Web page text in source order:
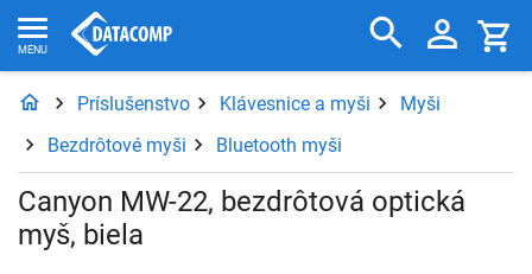
Príslušenstvo Klávesnice a myši
Myši
Bezdrôtové myši
Bluetooth myši
Canyon MW-22, bezdrôtová optická
myš, biela